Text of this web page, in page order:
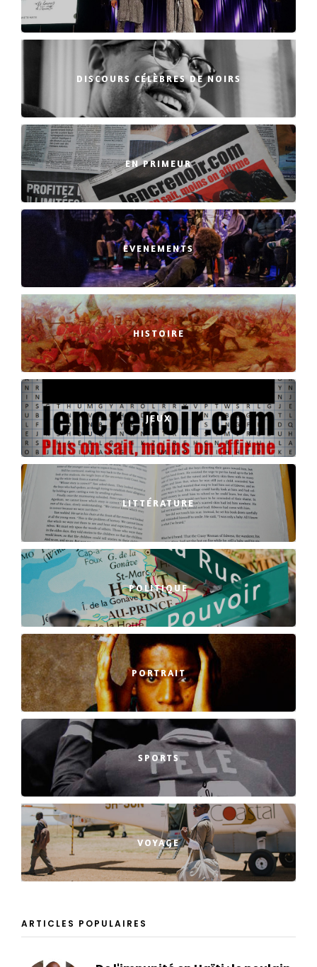
DISCOURS CÉLÈBRES DE NOIRS
EN PRIMEUR
EVENEMENTS
HISTOIRE
JEUX
LITTÉRATURE
POLITIQUE
PORTRAIT
SPORTS
VOYAGE
ARTICLES POPULAIRES